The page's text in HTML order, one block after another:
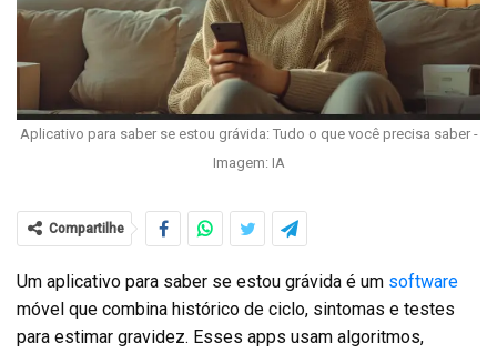
Aplicativo para saber se estou grávida: Tudo o que você precisa saber -
Imagem: IA
Compartilhe
Um aplicativo para saber se estou grávida é um software
móvel que combina histórico de ciclo, sintomas e testes
para estimar gravidez. Esses apps usam algoritmos,